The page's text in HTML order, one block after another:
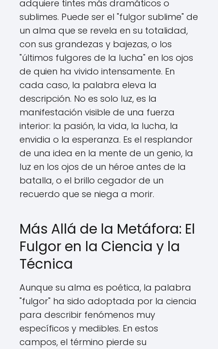
adquiere tintes más dramáticos o
sublimes. Puede ser el "fulgor sublime" de
un alma que se revela en su totalidad,
con sus grandezas y bajezas, o los
"últimos fulgores de la lucha" en los ojos
de quien ha vivido intensamente. En
cada caso, la palabra eleva la
descripción. No es solo luz, es la
manifestación visible de una fuerza
interior: la pasión, la vida, la lucha, la
envidia o la esperanza. Es el resplandor
de una idea en la mente de un genio, la
luz en los ojos de un héroe antes de la
batalla, o el brillo cegador de un
recuerdo que se niega a morir.
Más Allá de la Metáfora: El
Fulgor en la Ciencia y la
Técnica
Aunque su alma es poética, la palabra
"fulgor" ha sido adoptada por la ciencia
para describir fenómenos muy
específicos y medibles. En estos
campos, el término pierde su